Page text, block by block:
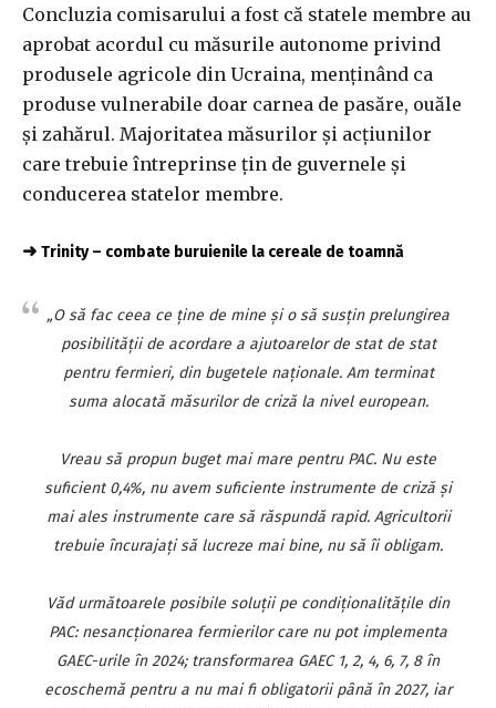
Concluzia comisarului a fost că statele membre au
aprobat acordul cu măsurile autonome privind
produsele agricole din Ucraina, menţinând ca
produse vulnerabile doar carnea de pasăre, ouăle
şi zahărul. Majoritatea măsurilor şi acţiunilor
care trebuie întreprinse ţin de guvernele şi
conducerea statelor membre.
➜ Trinity – combate buruienile la cereale de toamnă
„O să fac ceea ce ţine de mine şi o să susţin prelungirea
posibilităţii de acordare a ajutoarelor de stat de stat
pentru fermieri, din bugetele naţionale. Am terminat
suma alocată măsurilor de criză la nivel european.
Vreau să propun buget mai mare pentru PAC. Nu este
suficient 0,4%, nu avem suficiente instrumente de criză şi
mai ales instrumente care să răspundă rapid. Agricultorii
trebuie încurajaţi să lucreze mai bine, nu să îi obligam.
Văd următoarele posibile soluţii pe condiţionalităţile din
PAC: nesancţionarea fermierilor care nu pot implementa
GAEC-urile în 2024; transformarea GAEC 1, 2, 4, 6, 7, 8 în
ecoschemă pentru a nu mai fi obligatorii până în 2027, iar